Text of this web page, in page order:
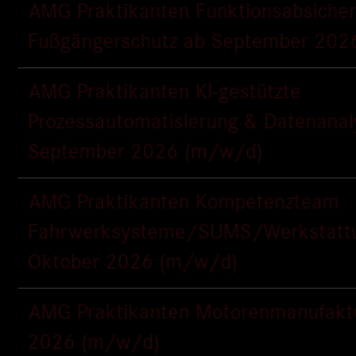
AMG Praktikanten
Fußgängerschutz ab September
AMG Praktikanten KI-gestützte
Prozessautomatisierung &
September 2026 (m/w/d)
AMG Praktikanten Kompetenzteam
Fahrwerksysteme/SUMS/
Oktober 2026 (m/w/d)
AMG Praktikanten
2026 (m/w/d)